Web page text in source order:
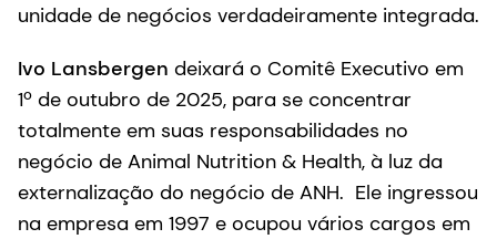
unidade de negócios verdadeiramente integrada.
Ivo Lansbergen deixará o Comitê Executivo em
1º de outubro de 2025, para se concentrar
totalmente em suas responsabilidades no
negócio de Animal Nutrition & Health, à luz da
externalização do negócio de ANH. Ele ingressou
na empresa em 1997 e ocupou vários cargos em